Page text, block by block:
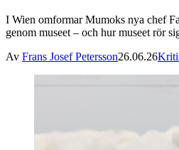
I Wien omformar Mumoks nya chef
genom museet – och hur museet rör
Av Frans Josef Petersson26.06.26